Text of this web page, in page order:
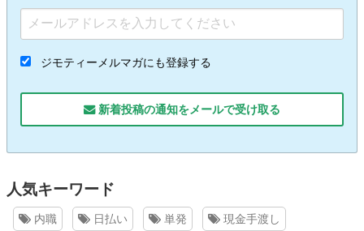
ジモティーメルマガにも登録する
新着投稿の通知をメールで受け取る
人気キーワード
内職 日払い 単発 現金手渡し